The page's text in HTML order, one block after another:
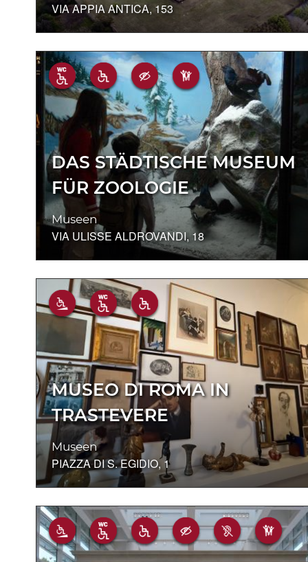
VIA APPIA ANTICA, 153
DAS STÄDTISCHE MUSEUM
FÜR ZOOLOGIE
Museen
VIA ULISSE ALDROVANDI, 18
MUSEO DI ROMA IN
TRASTEVERE
Museen
PIAZZA DI S. EGIDIO, 1